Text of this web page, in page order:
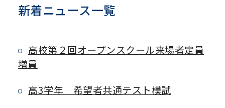
新着ニュース一覧
高校第２回オープンスクール来場者定員
増員
高3学年 希望者共通テスト模試